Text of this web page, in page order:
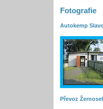
Fotografie
Autokemp
Převoz